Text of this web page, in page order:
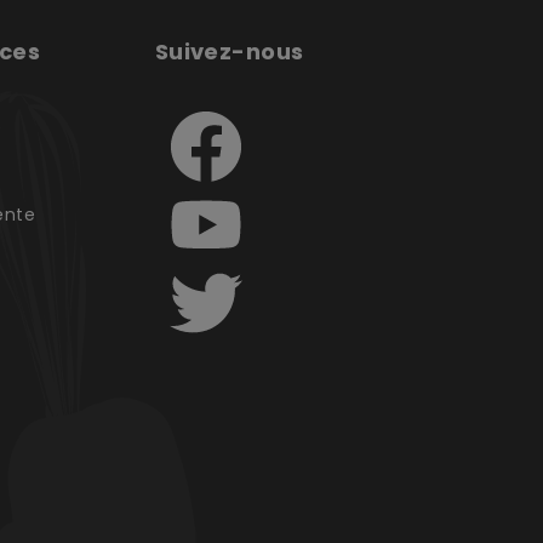
Suivez-nous